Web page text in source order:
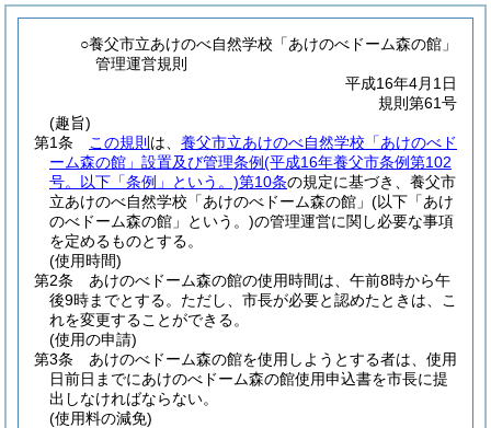
○養父市立あけのべ自然学校「あけのべドーム森の館」
管理運営規則
平成16年4月1日
規則第61号
(趣旨)
第1条
この規則 は、 養父市立あけのべ自然学校「あけのべド
ーム森の館」設置及び管理条例(平成16年養父市条例第102
号。以下「条例」という。)第10条の規定に基づき、養父市
立あけのべ自然学校「あけのべドーム森の館」 (以下「あけ
のべドーム森の館」という。)の管理運営に関し必要な事項
を定めるものとする。
(使用時間)
第2条
あけのべドーム森の館の使用時間は、午前8時から午
後9時までとする。 ただし、市長が必要と認めたときは、こ
れを変更することができる。
(使用の申請)
第3条
あけのべドーム森の館を使用しようとする者は、使用
日前日までにあけのべドーム森の館使用申込書を市長に提
出しなければならない。
(使用料の減免)